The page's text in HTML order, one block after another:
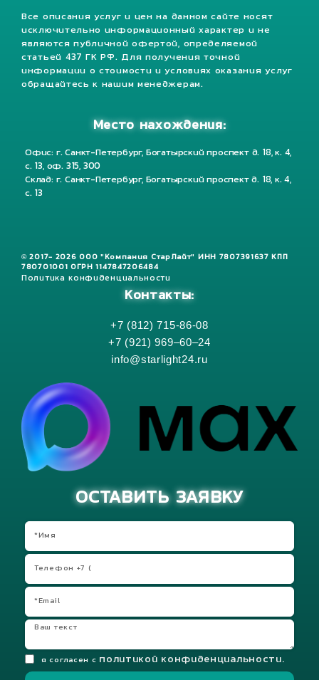
Все описания услуг и цен на данном сайте носят
исключительно информационный характер и не
являются публичной офертой, определяемой
статьей 437 ГК РФ. Для получения точной
информации о стоимости и условиях оказания услуг
обращайтесь к нашим менеджерам.
Место нахождения:
Офис: г. Санкт-Петербург, Богатырский проспект д. 18, к. 4,
с. 13, оф. 315, 300
Склад: г. Санкт-Петербург, Богатырский проспект д. 18, к. 4,
с. 13
© 2017- 2026 ООО "Компания СтарЛайт" ИНН 7807391637 КПП
780701001 ОГРН 1147847206484
Политика конфиденциальности
Контакты:
+7 (812) 715-86-08
+7 (921) 969–60–24
info@starlight24.ru
ОСТАВИТЬ ЗАЯВКУ
я согласен с политикой конфиденциальности.